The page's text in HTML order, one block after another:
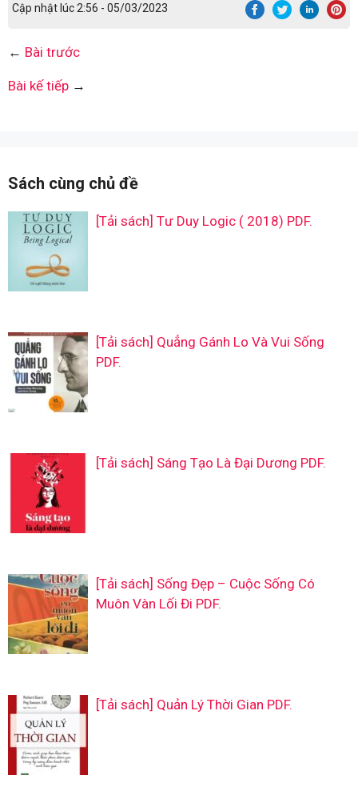
Cập nhật lúc 2:56 - 05/03/2023
← Bài trước
Bài kế tiếp →
Sách cùng chủ đề
[Tải sách] Tư Duy Logic ( 2018) PDF.
[Tải sách] Quẳng Gánh Lo Và Vui Sống
PDF.
[Tải sách] Sáng Tạo Là Đại Dương PDF.
[Tải sách] Sống Đẹp – Cuộc Sống Có
Muôn Vàn Lối Đi PDF.
[Tải sách] Quản Lý Thời Gian PDF.